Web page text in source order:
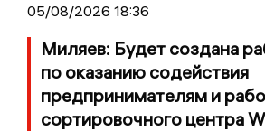
05/08/2026 18:36
Миляев: Будет создана
по оказанию содействия
предпринимателям и
сортировочного центра